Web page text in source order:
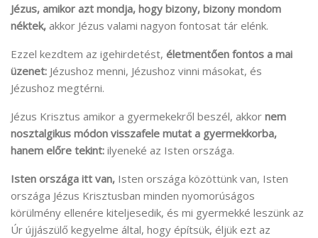
Jézus, amikor azt mondja, hogy bizony, bizony mondom
néktek, akkor Jézus valami nagyon fontosat tár elénk.
Ezzel kezdtem az igehirdetést, életmentően fontos a mai
üzenet: Jézushoz menni, Jézushoz vinni másokat, és
Jézushoz megtérni.
Jézus Krisztus amikor a gyermekekről beszél, akkor nem
nosztalgikus módon visszafele mutat a gyermekkorba,
hanem előre tekint: ilyeneké az Isten országa.
Isten országa itt van, Isten országa közöttünk van, Isten
országa Jézus Krisztusban minden nyomorúságos
körülmény ellenére kiteljesedik, és mi gyermekké leszünk az
Úr újjászülő kegyelme által, hogy építsük, éljük ezt az